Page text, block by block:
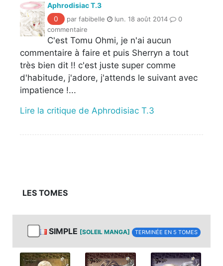
Aphrodisiac T.3
0
par fabibelle lun. 18 août 2014
0
commentaire
C'est Tomu Ohmi, je n'ai aucun
commentaire à faire et puis Sherryn a tout
très bien dit !! c'est juste super comme
d'habitude, j'adore, j'attends le suivant avec
impatience !...
Lire la critique de Aphrodisiac T.3
LES TOMES
SIMPLE [SOLEIL MANGA] TERMINÉE EN 5 TOMES